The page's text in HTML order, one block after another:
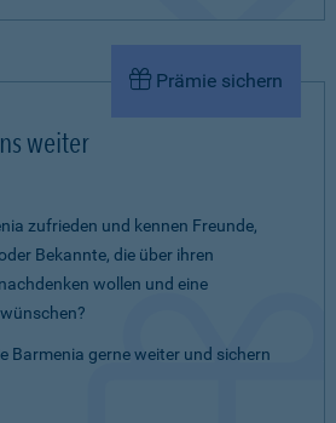
Prämie sichern
weiter
zufrieden und kennen Freunde,
Bekannte, die über ihren
wollen und eine
Barmenia gerne weiter und sichern